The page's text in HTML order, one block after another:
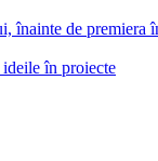
înainte de premiera
în proiecte